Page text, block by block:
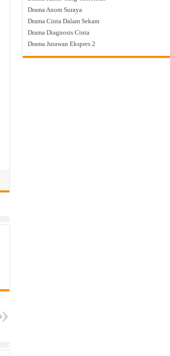
Drama Anom Suraya
Drama Cinta Dalam Sekam
Drama Diagnosis Cinta
Drama Jutawan Ekspres 2